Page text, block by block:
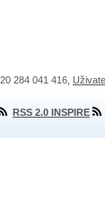
284 041 416,
RSS 2.0 INSPIRE